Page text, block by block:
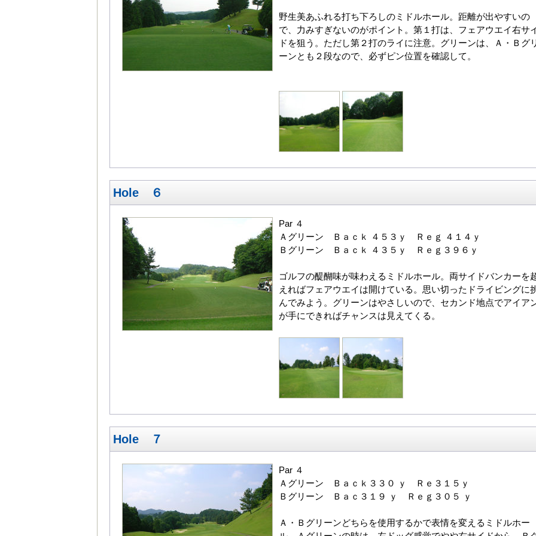
野生美あふれる打ち下ろしのミドルホール。距離が出やすいの
で、力みすぎないのがポイント。第１打は、フェアウエイ右サ
ドを狙う。ただし第２打のライに注意。グリーンは、Ａ・Ｂグ
ーンとも２段なので、必ずピン位置を確認して。
Hole ６
Par ４
Ａグリーン Ｂａｃｋ ４５３ｙ Ｒｅｇ ４１４ｙ
Ｂグリーン Ｂａｃｋ ４３５ｙ Ｒｅｇ３９６ｙ
ゴルフの醍醐味が味わえるミドルホール。両サイドバンカーを
えればフェアウエイは開けている。思い切ったドライビングに
んでみよう。グリーンはやさしいので、セカンド地点でアイア
が手にできればチャンスは見えてくる。
Hole ７
Par ４
Ａグリーン Ｂａｃｋ３３０ ｙ Ｒｅ３１５ｙ
Ｂグリーン Ｂａｃ３１９ ｙ Ｒｅｇ３０５ ｙ
Ａ・Ｂグリーンどちらを使用するかで表情を変えるミドルホー